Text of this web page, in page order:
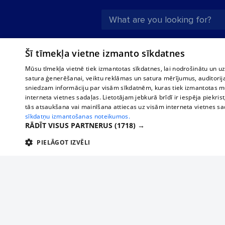
About us
For business
Tariffs
Privacy policy
Cookie settings
Bus
Train
Šī tīmekļa vietne izmanto sīkdatnes
Mūsu tīmekļa vietnē tiek izmantotas sīkdatnes, lai nodrošinātu un
satura ģenerēšanai, veiktu reklāmas un satura mērījumus,
sniedzam informāciju par visām sīkdatnēm, kuras tiek izmantotas
interneta vietnes sadaļas. Lietotājam jebkurā brīdī ir iespēja
tās atsaukšana vai mainīšana attiecas uz visām interneta vietnes
sīkdatņu izmantošanas noteikumos.
RĀDĪT VISUS PARTNERUS (1718) →
PIELĀGOT IZVĒLI